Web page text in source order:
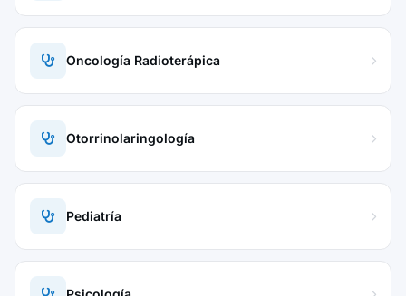
Oncología Radioterápica
Otorrinolaringología
Pediatría